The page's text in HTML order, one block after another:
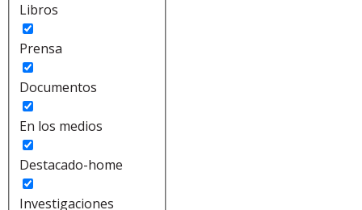
Libros
Prensa
Documentos
En los medios
Destacado-home
Investigaciones